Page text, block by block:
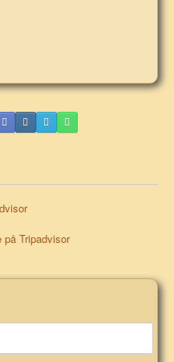
Tripadvisor